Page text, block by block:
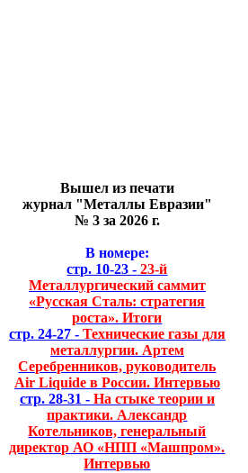
Вышел из печати
журнал "Металлы Евразии"
№ 3 за 2026 г.
В номере:
стр. 10-23 - 23-й
Металлургический саммит
«Русская Сталь: стратегия
роста». Итоги
стр. 24-27 - Технические газы для
металлургии. Артем
Серебренников, руководитель
Air Liquide в России. Интервью
стр. 28-31 - На стыке теории и
практики. Александр
Котельников, генеральный
директор АО «НПП «Машпром».
Интервью